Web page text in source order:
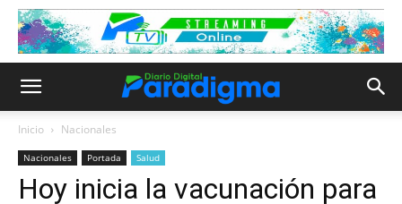
Inicio Nacionales
Nacionales Portada Salud
Hoy inicia la vacunación para